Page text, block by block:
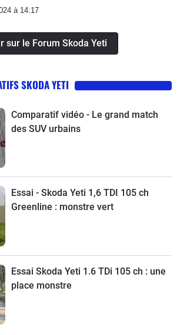
à 14:17
sur le Forum Skoda Yeti
SKODA YETI
Comparatif vidéo - Le grand match
des SUV urbains
Essai - Skoda Yeti 1,6 TDI 105 ch
Greenline : monstre vert
Essai Skoda Yeti 1.6 TDi 105 ch : une
place monstre